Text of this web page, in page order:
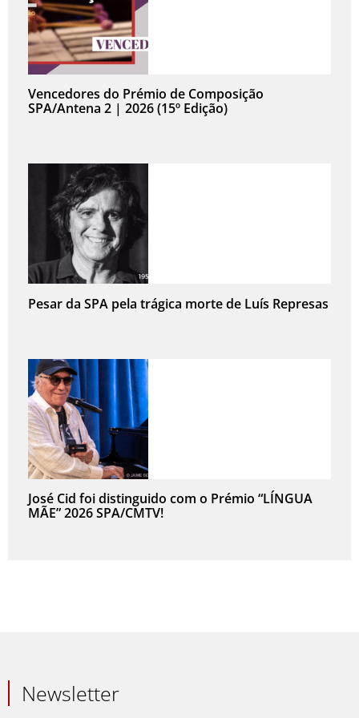
Vencedores do Prémio de Composição
SPA/Antena 2 | 2026 (15º Edição)
Pesar da SPA pela trágica morte de Luís Represas
José Cid foi distinguido com o Prémio “LÍNGUA
MÃE” 2026 SPA/CMTV!
Newsletter